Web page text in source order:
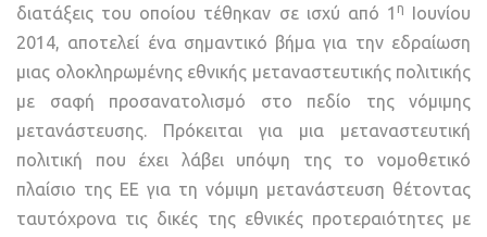
διατάξεις του οποίου τέθηκαν σε ισχύ από 1 η
Ιουνίου
2014, αποτελεί ένα σημαντικό βήμα για την εδραίωση
µιας ολοκληρωμένης εθνικής μεταναστευτικής πολιτικής
µε σαφή προσανατολισμό στο πεδίο της νόµιµης
μετανάστευσης. Πρόκειται για μια μεταναστευτική
πολιτική που έχει λάβει υπόψη της το νομοθετικό
πλαίσιο της ΕΕ για τη νόµιµη μετανάστευση θέτοντας
ταυτόχρονα τις δικές της εθνικές προτεραιότητες με